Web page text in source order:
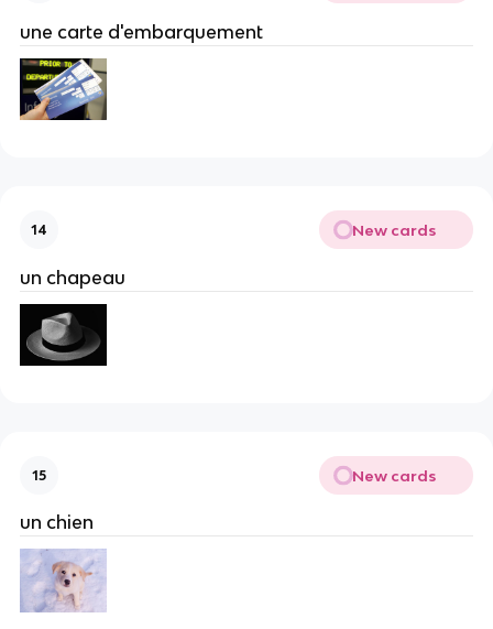
une carte d'embarquement
14 New cards
un chapeau
15 New cards
un chien